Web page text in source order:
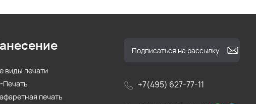
+7(495) 627-77-11
виды печати
Печать
печать